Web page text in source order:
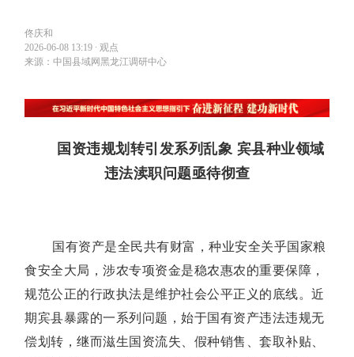
佟庆和
2026-06-08 13:19 ∙观点
来源：中国县域网黑龙江调研中心
国资违规划转引发系列乱象 宾县种业领域
违法渎职问题亟待彻查
国有资产是全民共有财富，种业安全关乎国家粮
食安全大局，涉农专项资金是稳农惠农的重要保障，
规范公正的行政执法是维护社会公平正义的底线。近
期宾县暴露的一系列问题，始于国有资产违法违规无
偿划转，继而滋生国资流失、假种销售、套取补贴、